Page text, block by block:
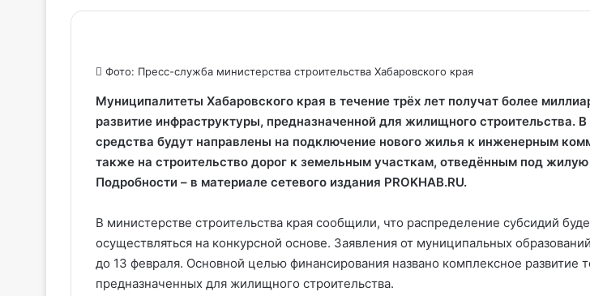
Фото: Пресс-служба министерства строительства Хабаровского края
Муниципалитеты Хабаровского края в течение трёх лет получат более
развитие инфраструктуры, предназначенной для жилищного строительства.
средства будут направлены на подключение нового жилья к инженерным
также на строительство дорог к земельным участкам, отведённым под жилую
Подробности – в материале сетевого издания PROKHAB.RU.
В министерстве строительства края сообщили, что распределение субсидий
осуществляться на конкурсной основе. Заявления от муниципальных
до 13 февраля. Основной целью финансирования названо комплексное развитие
предназначенных для жилищного строительства.